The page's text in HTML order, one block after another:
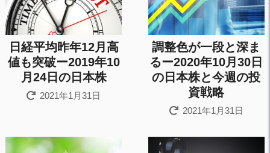
日経平均昨年12月高
値も突破ー2019年10
月24日の日本株
2021年1月31日
調整色が一段と深ま
るー2020年10月30日
の日本株と今週の投
資戦略
2021年1月31日